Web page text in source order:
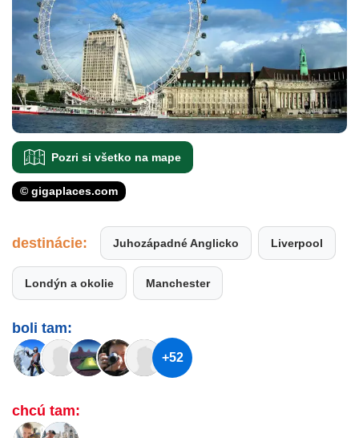
Pozri si všetko na mape
© gigaplaces.com
destinácie: Juhozápadné Anglicko Liverpool
Londýn a okolie Manchester
boli tam:
+52
chcú tam: